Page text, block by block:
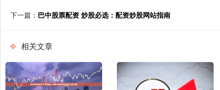
下一篇： 巴中股票配资 炒股必选：配资炒股网站指南
相关文章